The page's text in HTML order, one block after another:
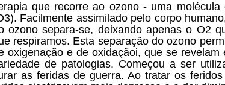
que recorre ao ozono - uma
Facilmente assimilado pelo corpo
ozono separa-se, deixando apenas o O2
respiramos. Esta separação do ozono
oxigenação e de oxidaçãoi, que se
de patologias. Começou a ser
as feridas de guerra. Ao tratar os